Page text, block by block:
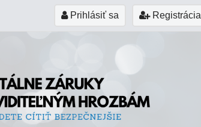
Prihlásiť sa Registrácia